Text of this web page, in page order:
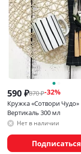
590 ₽870₽-32%
Кружка «Сотвори Чудо»
Вертикаль 300 мл
Нет в наличии
Подписаться